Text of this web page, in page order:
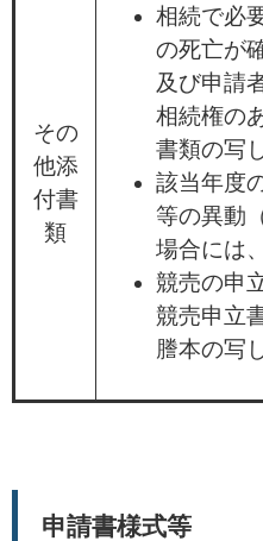
その
他添
付書
類
相続で必
の死亡が
及び申請
相続権の
書類の写
該当年度
等の異動
場合には
競売の申
競売申立
謄本の写
申請書様式等